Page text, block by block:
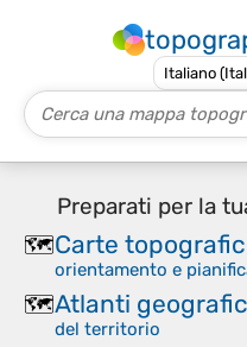
Preparati per la
🗺️Carte
orientamento e
🗺️Atlanti
del territorio